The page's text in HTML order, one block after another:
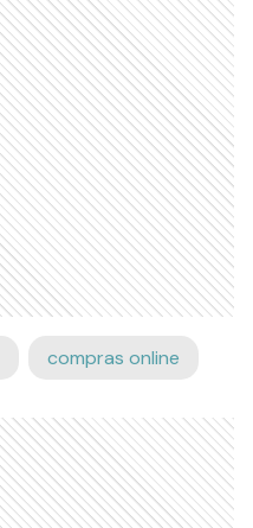
compras online